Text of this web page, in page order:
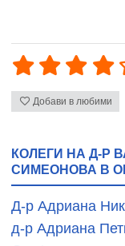
Добави в любими
КОЛЕГИ НА Д-Р
СИМЕОНОВА В
Д-р Адриана
д-р Адриана